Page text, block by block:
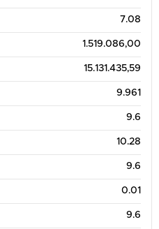
7.08
1.519.086,00
15.131.435,59
9.961
9.6
10.28
9.6
0.01
9.6